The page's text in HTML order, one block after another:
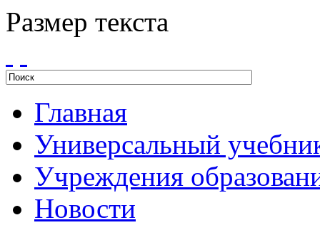
Размер текста
Главная
Универсальный
Учреждения
Новости